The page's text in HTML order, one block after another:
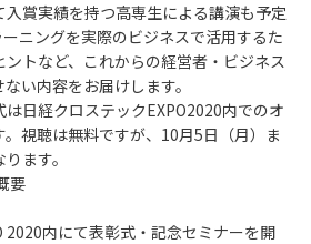
賞実績を持つ高専生による講演も予定
ニングを実際のビジネスで活用するた
トなど、これからの経営者・ビジネス
い内容をお届けします。
日経クロステックEXPO2020内でのオ
視聴は無料ですが、10月5日（月）ま
ます。
要
2020内にて表彰式・記念セミナーを開